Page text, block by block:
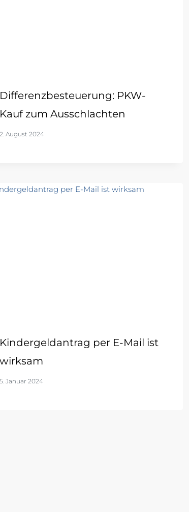
Differenzbesteuerung: PKW-
Kauf zum Ausschlachten
2. August 2024
Kindergeldantrag per E-Mail ist
wirksam
5. Januar 2024